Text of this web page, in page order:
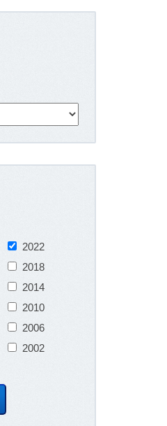
2022
2018
2014
2010
2006
2002